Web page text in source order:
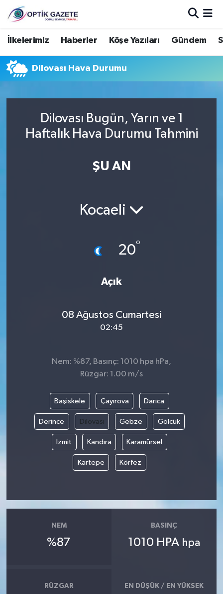
İlkelerimiz Haberler Köşe Yazıları Gündem
Dilovası Hava Durumu
Dilovası Bugün, Yarın ve 1
Haftalık Hava Durumu Tahmini
ŞU AN
Kocaeli
20°
Açık
08 Ağustos Cumartesi
02:45
Nem: %87, Basınç: 1010 hpa hPa,
Rüzgar: 1.00 m/s
Başiskele Çayırova Darıca
Derince Dilovası Gebze Gölcük
İzmit Kandıra Karamürsel
Kartepe Körfez
NEM
%87
BASINÇ
1010 HPA hpa
RÜZGAR EN DÜŞÜK / EN YÜKSEK
Nöbetçi Eczaneler
Hava Durumu
Trafik Durumu
Süper Lig Puan Durumu ve Fikstür